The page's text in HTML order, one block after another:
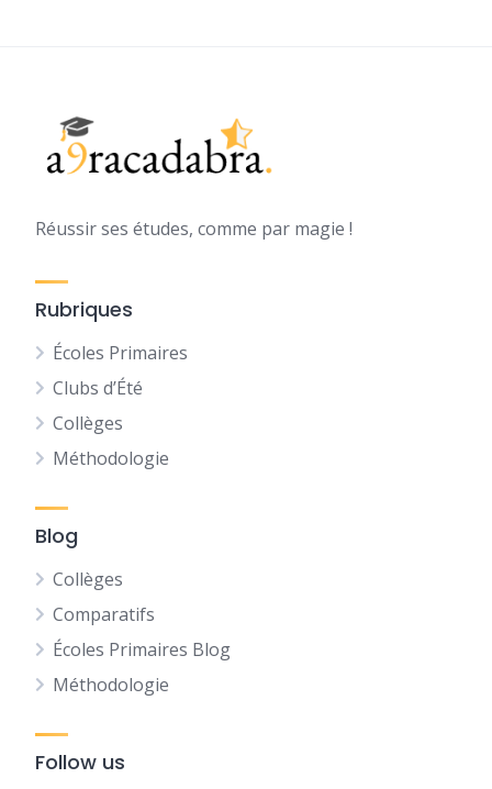
Réussir ses études, comme par magie !
Rubriques
Écoles Primaires
Clubs d’Été
Collèges
Méthodologie
Blog
Collèges
Comparatifs
Écoles Primaires Blog
Méthodologie
Follow us